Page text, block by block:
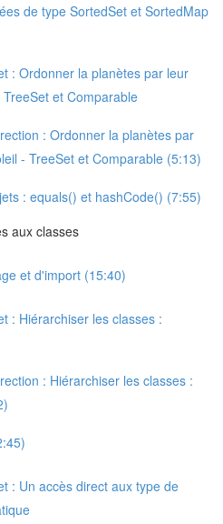
de type SortedSet et SortedMap
: Ordonner la planètes par leur
et Comparable
: Ordonner la planètes par
- TreeSet et Comparable (5:13)
: equals() et hashCode() (7:55)
aux classes
et d'import (15:40)
: Hiérarchiser les classes :
: Hiérarchiser les classes :
: Un accès direct aux type de